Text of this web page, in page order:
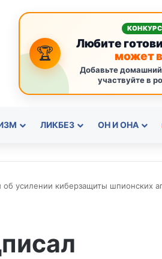
🏆
Любите
может
Добавьте домашний
участвуйте в
ЛИКБЕЗ ОН И ОНА
усилении киберзащиты шпионских